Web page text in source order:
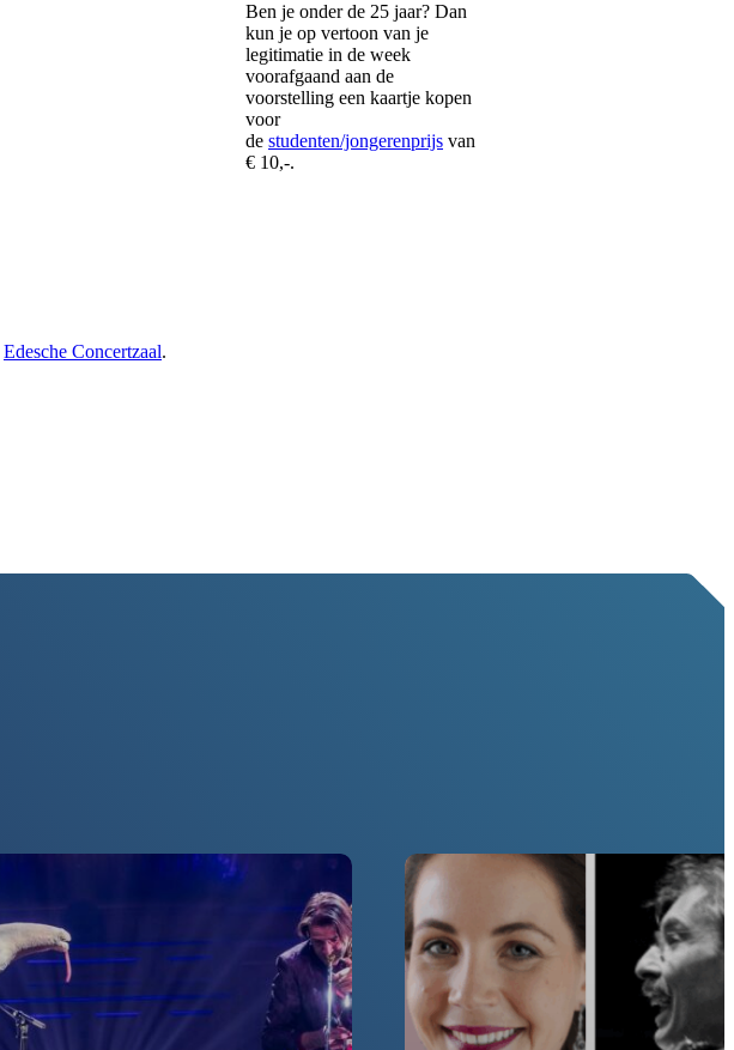
Ben je onder de 25 jaar? Dan
kun je op vertoon van je
legitimatie in de week
voorafgaand aan de
voorstelling een kaartje kopen
voor
de studenten/jongerenprijs van
€ 10,-.
Edesche Concertzaal.